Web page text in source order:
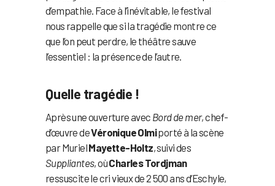
d’empathie. Face à l’inévitable, le festival
nous rappelle que si la tragédie montre ce
que l’on peut perdre, le théâtre sauve
l’essentiel : la présence de l’autre.
Quelle tragédie !
Après une ouverture avec Bord de mer, chef-
d’œuvre deVéronique Olmiporté à la scène
par MurielMayette-Holtz, suivi des
Suppliantes, oùCharles Tordjman
ressuscite le cri vieux de 2 500 ans d’Eschyle,